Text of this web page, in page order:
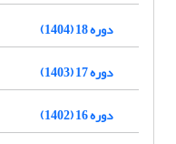
دوره 18 (1404)
دوره 17 (1403)
دوره 16 (1402)